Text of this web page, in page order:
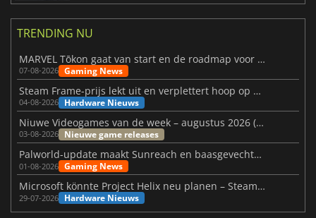
TRENDING NU
MARVEL Tōkon gaat van start en de roadmap voor jaar 1 is bekendgemaakt
07-08-2026 Gaming News
Steam Frame-prijs lekt uit en verplettert hoop op betaalbare VR
04-08-2026 Hardware Nieuws
Niuwe Videogames van de week – augustus 2026 (week 32)
03-08-2026 Nieuwe game releases
Palworld-update maakt Sunreach en baasgevechten stabieler
01-08-2026 Gaming News
Microsoft könnte Project Helix neu planen – Steam-Support wackelt
29-07-2026 Hardware Nieuws